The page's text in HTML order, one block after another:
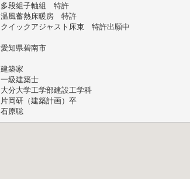
多段組子軸組　特許
温風蓄熱床暖房　特許
クイックアジャスト床束　特許出願中
愛知県碧南市
建築家
一級建築士
大分大学工学部建設工学科
片岡研（建築計画）卒
石原聡